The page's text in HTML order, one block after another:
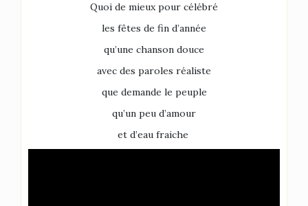
Quoi de mieux pour célébré
les fêtes de fin d’année
qu’une chanson douce
avec des paroles réaliste
que demande le peuple
qu’un peu d’amour
et d’eau fraiche